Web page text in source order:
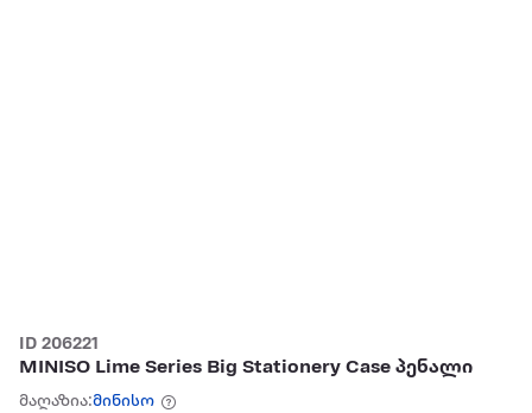
ID 206221
MINISO Lime Series Big Stationery Case პენალი
მაღაზია:მინისო